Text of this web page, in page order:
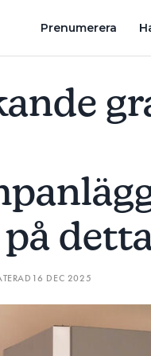
Prenumerera
16 DEC 2025
SOM BEROR PÅ